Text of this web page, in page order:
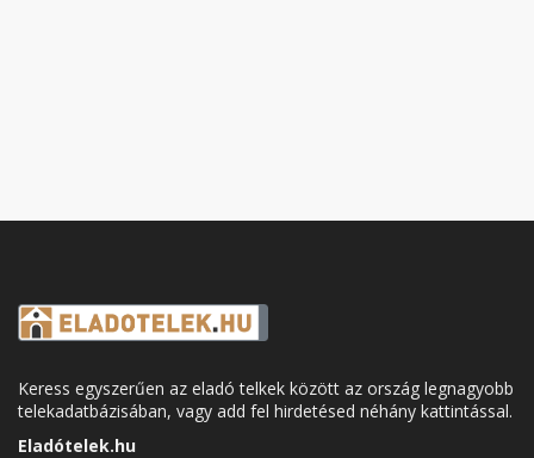
Keress egyszerűen az eladó telkek között az ország legnagyobb
telekadatbázisában, vagy add fel hirdetésed néhány kattintással.
Eladótelek.hu